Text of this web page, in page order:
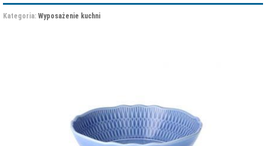
W KINACH
Kategoria: Wyposażenie kuchni